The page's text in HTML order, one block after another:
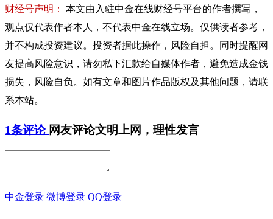
财经号声明：
本文由入驻中金在线财经号平台的作者撰写，
观点仅代表作者本人，不代表中金在线立场。仅供读者参考，
并不构成投资建议。投资者据此操作，风险自担。同时提醒网
友提高风险意识，请勿私下汇款给自媒体作者，避免造成金钱
损失，风险自负。如有文章和图片作品版权及其他问题，请联
系本站。
1条评论 网友评论文明上网，理性发言
中金登录 微博登录 QQ登录